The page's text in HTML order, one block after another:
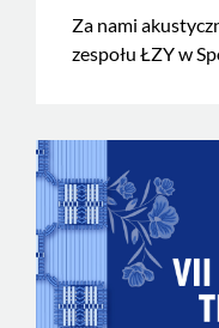
Za nami
zespołu ŁZY w